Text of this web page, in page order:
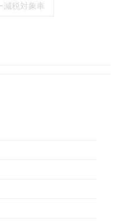
減税対象車